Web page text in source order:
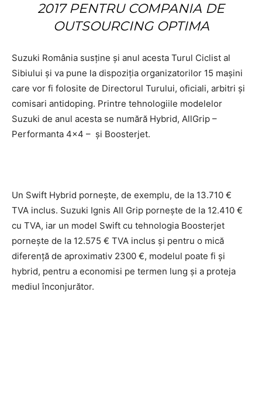
2017 PENTRU COMPANIA DE
OUTSOURCING OPTIMA
Suzuki România susţine și anul acesta Turul Ciclist al
Sibiului şi va pune la dispoziţia organizatorilor 15 mașini
care vor fi folosite de Directorul Turului, oficiali, arbitri şi
comisari antidoping. Printre tehnologiile modelelor
Suzuki de anul acesta se numără Hybrid, AllGrip –
Performanta 4×4 – și Boosterjet.
Un Swift Hybrid pornește, de exemplu, de la 13.710 €
TVA inclus. Suzuki Ignis All Grip pornește de la 12.410 €
cu TVA, iar un model Swift cu tehnologia Boosterjet
pornește de la 12.575 € TVA inclus și pentru o mică
diferență de aproximativ 2300 €, modelul poate fi și
hybrid, pentru a economisi pe termen lung și a proteja
mediul înconjurător.